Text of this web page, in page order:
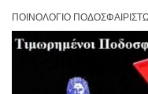
ΠΟΙΝΟΛΌΓΙΟ